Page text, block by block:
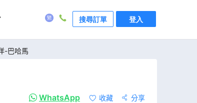
搜尋訂單 登入
-巴哈馬
WhatsApp 收藏
分享